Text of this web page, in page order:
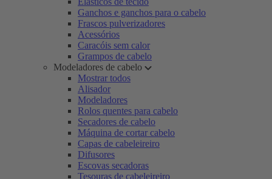
Ganchos e ganchos para o cabelo
Frascos pulverizadores
Acessórios
Caracóis sem calor
Grampos de cabelo
Modeladores de cabelo
Mostrar todos
Alisador
Modeladores
Rolos quentes para cabelo
Secadores de cabelo
Máquina de cortar cabelo
Capas de cabeleireiro
Difusores
Escovas secadoras
Tesouras de cabeleireiro